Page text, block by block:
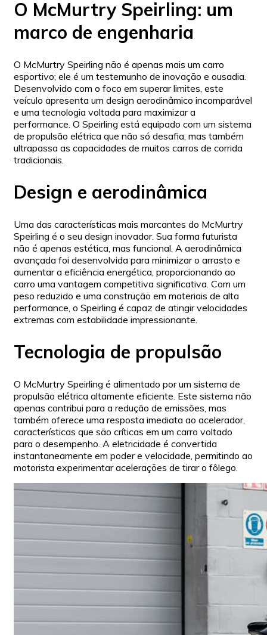
O McMurtry Speirling: um
marco de engenharia
O McMurtry Speirling não é apenas mais um carro
esportivo; ele é um testemunho de inovação e ousadia.
Desenvolvido com o foco em superar limites, este
veículo apresenta um design aerodinâmico incomparável
e uma tecnologia voltada para maximizar a
performance. O Speirling está equipado com um sistema
de propulsão elétrica que não só desafia, mas também
ultrapassa as capacidades de muitos carros de corrida
tradicionais.
Design e aerodinâmica
Uma das características mais marcantes do McMurtry
Speirling é o seu design inovador. Sua forma futurista
não é apenas estética, mas funcional. A aerodinâmica
avançada foi desenvolvida para minimizar o arrasto e
aumentar a eficiência energética, proporcionando ao
carro uma vantagem competitiva significativa. Com um
peso reduzido e uma construção em materiais de alta
performance, o Speirling é capaz de atingir velocidades
extremas com estabilidade impressionante.
Tecnologia de propulsão
O McMurtry Speirling é alimentado por um sistema de
propulsão elétrica altamente eficiente. Este sistema não
apenas contribui para a redução de emissões, mas
também oferece uma resposta imediata ao acelerador,
características que são críticas em um carro voltado
para o desempenho. A eletricidade é convertida
instantaneamente em poder e velocidade, permitindo ao
motorista experimentar acelerações de tirar o fôlego.